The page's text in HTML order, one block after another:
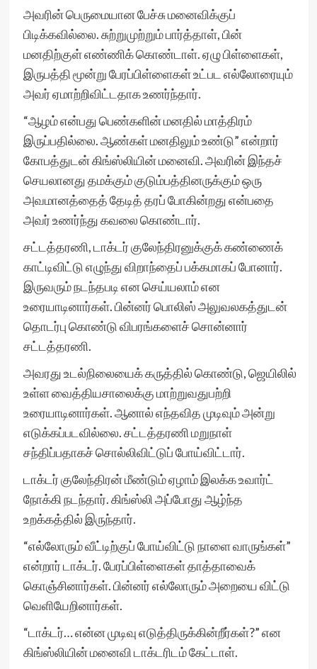
அவரின் பெருமையான பேச்சு மனைவிக்குப்
பிடிக்கவில்லை. சுற்றுமுற்றும் பார்த்தாள், பின்
மனதிற்குள் எண்ணிக் கொண்டாள். ஏழு பிள்ளைகள்,
இருபத்தி மூன்று பேரப்பிள்ளைகள் உட்பட எல்லோரையும்
அவர் ஏமாற்றிவிட்டதாக உணர்ந்தார்.
“ஆழம் என்பது பெண்களின் மனதில் மாத்திரம்
இருப்பதில்லை. ஆண்கள் மனதிலும் உண்டு” என்றார்
கோபத்துடன் கிங்ஸ்லியின் மனைவி. அவரின் இந்தச்
செயலானது தமக்கும் குடும்பத்தினருக்கும் ஒரு
அவமானத்தைத் தேடித் தரப் போகின்றது என்பதை
அவர் உணர்ந்து கவலை கொண்டார்.
சட்டத்தரணி, டாக்டர் குலேந்திரனுக்குக் கண்ணைக்
காட்டிவிட்டு எழுந்து விறாந்தைப் பக்கமாகப் போனார்.
இருவரும் நடந்தபடி என செய்யலாம் என
உரையாடினார்கள். பின்னர் பொலிஸ் அலுவலகத்துடன்
தொடர்பு கொண்டு விபரங்களைச் சொன்னார்
சட்டத்தரணி.
அவரது உடல்நிலையைக் கருத்தில் கொண்டு, ஜெயிலில்
உள்ள வைத்தியசாலைக்கு மாற்றுவதுபற்றி
உரையாடினார்கள். ஆனால் எந்தவித முடிவும் அன்று
எடுக்கப்படவில்லை. சட்டத்தரணி மறுநாள்
சந்திப்பதாகச் சொல்லிவிட்டுப் போய்விட்டார்.
டாக்டர் குலேந்திரன் மீண்டும் ஏழாம் இலக்க உவார்ட்
நோக்கி நடந்தார். கிங்ஸ்லி அப்போது ஆழ்ந்த
உறக்கத்தில் இருந்தார்.
“எல்லோரும் வீட்டிற்குப் போய்விட்டு நாளை வாருங்கள்”
என்றார் டாக்டர். பேரப்பிள்ளைகள் தாத்தாவைக்
கொஞ்சினார்கள். பின்னர் எல்லோரும் அறையை விட்டு
வெளியேறினார்கள்.
“டாக்டர்… என்ன முடிவு எடுத்திருக்கின்றீர்கள்?” என
கிங்ஸ்லியின் மனைவி டாக்டரிடம் கேட்டாள்.